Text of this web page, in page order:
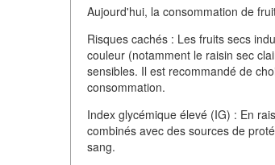
Aujourd'hui, la consommation de
Risques cachés : Les fruits secs
couleur (notamment le raisin sec
sensibles. Il est recommandé de
consommation.
Index glycémique élevé (IG) : En
combinés avec des sources de
sang.